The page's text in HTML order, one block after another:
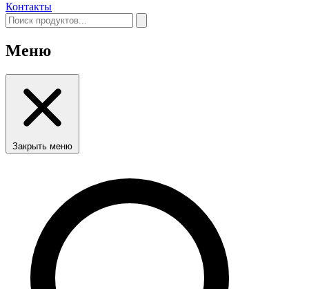
Контакты
Меню
Закрыть меню